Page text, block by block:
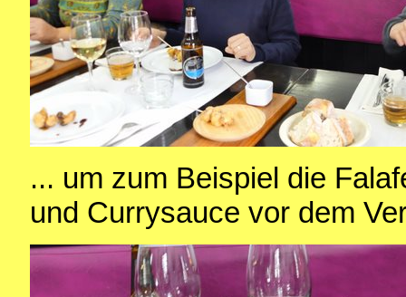
... um zum Beispiel die
und Currysauce vor dem